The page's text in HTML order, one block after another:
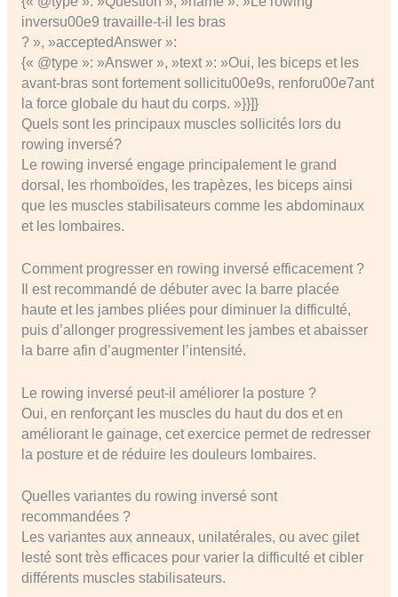
inversu00e9 travaille-t-il les bras
? », »acceptedAnswer »:
{« @type »: »Answer », »text »: »Oui, les biceps et les
avant-bras sont fortement sollicitu00e9s, renforu00e7ant
la force globale du haut du corps. »}}]}
Quels sont les principaux muscles sollicités lors du
rowing inversé?
Le rowing inversé engage principalement le grand
dorsal, les rhomboïdes, les trapèzes, les biceps ainsi
que les muscles stabilisateurs comme les abdominaux
et les lombaires.
Comment progresser en rowing inversé efficacement ?
Il est recommandé de débuter avec la barre placée
haute et les jambes pliées pour diminuer la difficulté,
puis d’allonger progressivement les jambes et abaisser
la barre afin d’augmenter l’intensité.
Le rowing inversé peut-il améliorer la posture ?
Oui, en renforçant les muscles du haut du dos et en
améliorant le gainage, cet exercice permet de redresser
la posture et de réduire les douleurs lombaires.
Quelles variantes du rowing inversé sont
recommandées ?
Les variantes aux anneaux, unilatérales, ou avec gilet
lesté sont très efficaces pour varier la difficulté et cibler
différents muscles stabilisateurs.